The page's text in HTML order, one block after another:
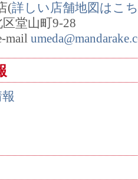
(詳しい店舗地図はこ
堂山町9-28
mail